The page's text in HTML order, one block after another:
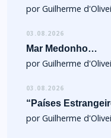
por Guilherme
03.08.2026
Mar Medonho…
por Guilherme
03.08.2026
“Países
por Guilherme